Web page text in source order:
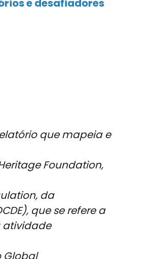
e desafiadores
que mapeia e
Foundation,
da
que se refere a
atividade
Global